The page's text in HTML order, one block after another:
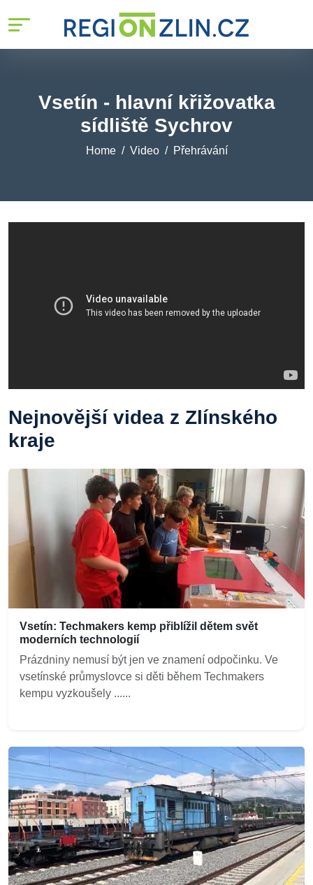
Vsetín - hlavní křižovatka
sídliště Sychrov
Home Video Přehrávání
Nejnovější videa z Zlínského
kraje
Vsetín: Techmakers kemp přiblížil dětem svět
moderních technologií
Prázdniny nemusí být jen ve znamení odpočinku. Ve
vsetínské průmyslovce si děti během Techmakers
kempu vyzkoušely ......